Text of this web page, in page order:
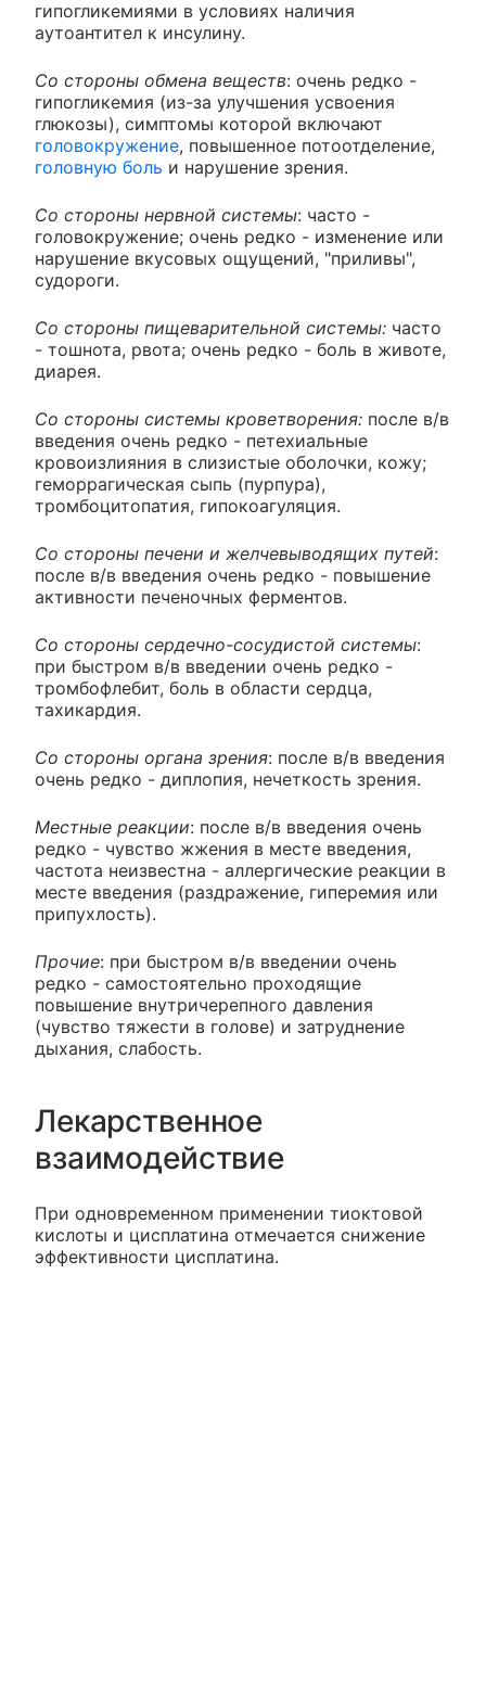
гипогликемиями в условиях наличия
аутоантител к инсулину.
Со стороны обмена веществ: очень редко -
гипогликемия (из-за улучшения усвоения
глюкозы), симптомы которой включают
головокружение, повышенное потоотделение,
головную боль и нарушение зрения.
Со стороны нервной системы: часто -
головокружение; очень редко - изменение или
нарушение вкусовых ощущений, "приливы",
судороги.
Со стороны пищеварительной системы: часто
- тошнота, рвота; очень редко - боль в животе,
диарея.
Со стороны системы кроветворения: после в/в
введения очень редко - петехиальные
кровоизлияния в слизистые оболочки, кожу;
геморрагическая сыпь (пурпура),
тромбоцитопатия, гипокоагуляция.
Со стороны печени и желчевыводящих путей:
после в/в введения очень редко - повышение
активности печеночных ферментов.
Со стороны сердечно-сосудистой системы:
при быстром в/в введении очень редко -
тромбофлебит, боль в области сердца,
тахикардия.
Со стороны органа зрения: после в/в введения
очень редко - диплопия, нечеткость зрения.
Местные реакции: после в/в введения очень
редко - чувство жжения в месте введения,
частота неизвестна - аллергические реакции в
месте введения (раздражение, гиперемия или
припухлость).
Прочие: при быстром в/в введении очень
редко - самостоятельно проходящие
повышение внутричерепного давления
(чувство тяжести в голове) и затруднение
дыхания, слабость.
Лекарственное
взаимодействие
При одновременном применении тиоктовой
кислоты и цисплатина отмечается снижение
эффективности цисплатина.